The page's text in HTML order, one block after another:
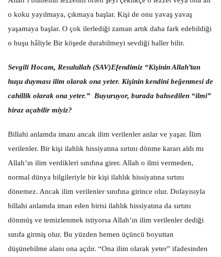
o koku yayılmaya, çıkmaya başlar. Kişi de onu yavaş yavaş
yaşamaya başlar. O çok ilerlediği zaman artık daha fark edebildiği
o huşu hâliyle Bir köşede durabilmeyi sevdiği haller bilir.
Sevgili Hocam, Resulullah (SAV)Efendimiz “Kişinin Allah’tan
huşu duyması ilim olarak ona yeter. Kişinin kendini beğenmesi de
cahillik olarak ona yeter.” Buyuruyor, burada bahsedilen “ilmi”
biraz açabilir miyiz?
Billahi anlamda imanı ancak ilim verilenler anlar ve yaşar. İlim
verilenler. Bir kişi ilahlık hissiyatına sırtını dönme kararı aldı mı
Allah’ın ilim verdikleri sınıfına girer. Allah o ilmi vermeden,
normal dünya bilgileriyle bir kişi ilahlık hissiyatına sırtını
dönemez. Ancak ilim verilenler sınıfına girince olur. Dolayısıyla
billahi anlamda iman eden birisi ilahlık hissiyatına da sırtını
dönmüş ve temizlenmek istiyorsa Allah’ın ilim verilenler dediği
sınıfa girmiş olur. Bu yüzden hemen üçüncü boyuttan
düşünebilme alanı ona açılır. “Ona ilim olarak yeter” ifadesinden